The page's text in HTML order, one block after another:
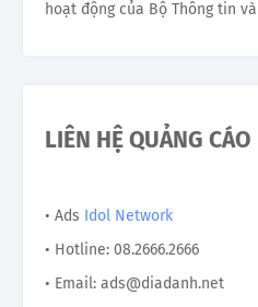
hoạt động của Bộ Thông tin
LIÊN HỆ QUẢNG CÁO
• Ads Idol Network
• Hotline: 08.2666.2666
• Email: ads@diadanh.net